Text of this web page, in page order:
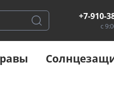
+7-910-
с